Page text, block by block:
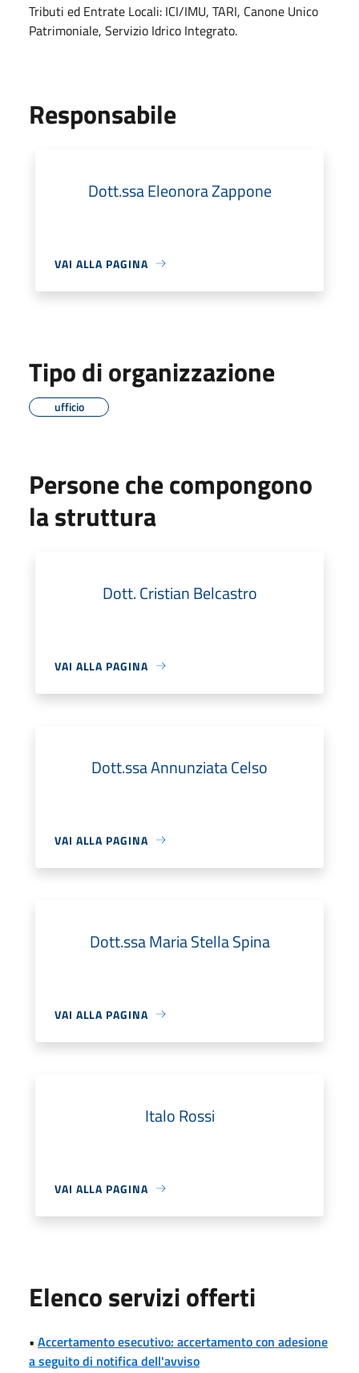
Tributi ed Entrate Locali: ICI/IMU, TARI, Canone Unico
Patrimoniale, Servizio Idrico Integrato.
Responsabile
Dott.ssa Eleonora Zappone
VAI ALLA PAGINA
Tipo di organizzazione
ufficio
Persone che compongono
la struttura
Dott. Cristian Belcastro
VAI ALLA PAGINA
Dott.ssa Annunziata Celso
VAI ALLA PAGINA
Dott.ssa Maria Stella Spina
VAI ALLA PAGINA
Italo Rossi
VAI ALLA PAGINA
Elenco servizi offerti
• Accertamento esecutivo: accertamento con adesione
a seguito di notifica dell'avviso